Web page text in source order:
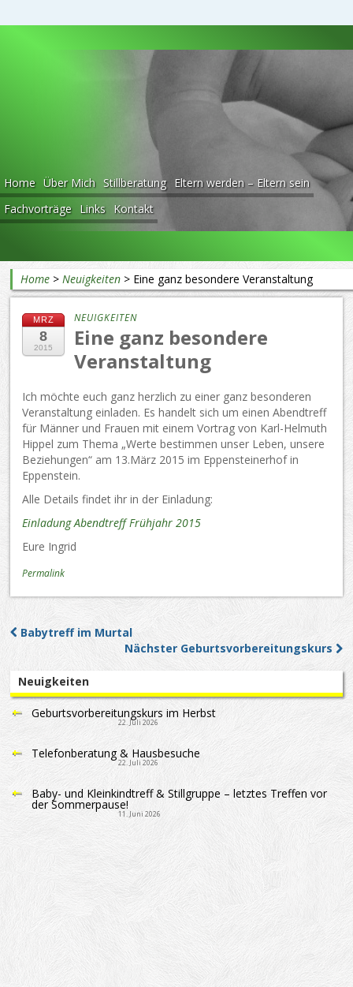
Home Über Mich Stillberatung Eltern werden – Eltern sein
Fachvorträge Links Kontakt
Beratung rund ums Baby
Home >Neuigkeiten > Eine ganz besondere Veranstaltung
MRZ
8
2015
NEUIGKEITEN
Eine ganz besondere
Veranstaltung
Ich möchte euch ganz herzlich zu einer ganz besonderen
Veranstaltung einladen. Es handelt sich um einen Abendtreff
für Männer und Frauen mit einem Vortrag von Karl-Helmuth
Hippel zum Thema „Werte bestimmen unser Leben, unsere
Beziehungen“ am 13.März 2015 im Eppensteinerhof in
Eppenstein.
Alle Details findet ihr in der Einladung:
Einladung Abendtreff Frühjahr 2015
Eure Ingrid
Permalink
Post navigation
Babytreff im Murtal
Nächster Geburtsvorbereitungskurs
Neuigkeiten
Geburtsvorbereitungskurs im Herbst
22. Juli 2026
Telefonberatung & Hausbesuche
22. Juli 2026
Baby- und Kleinkindtreff & Stillgruppe – letztes Treffen vor
der Sommerpause!
11. Juni 2026